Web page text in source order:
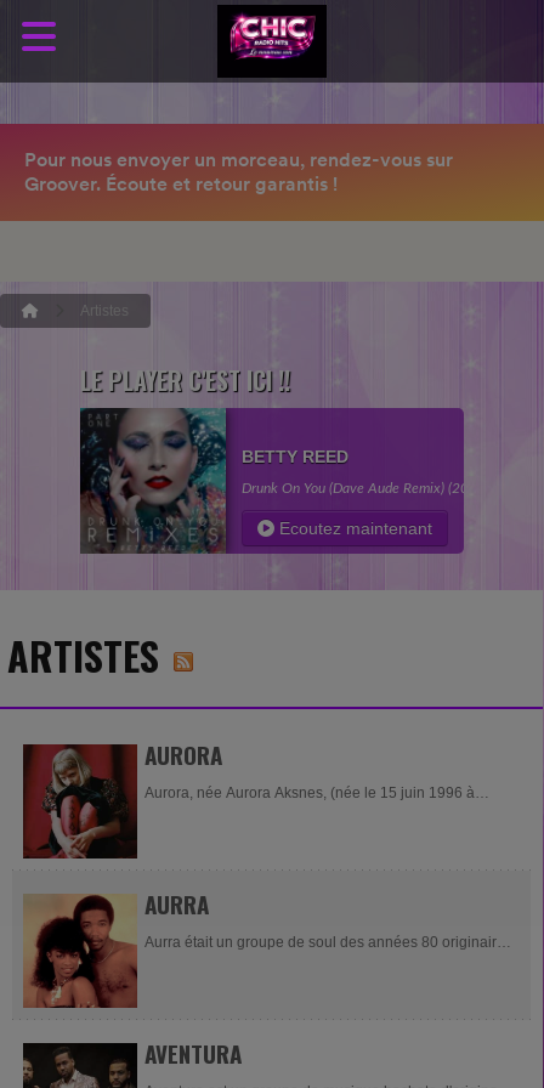
Artistes
LE PLAYER C'EST ICI !!
BETTY REED
Drunk On You (Dave Aude Remix) (2020)
Ecoutez maintenant
ARTISTES
AURORA
Aurora, née Aurora Aksnes, (née le 15 juin 1996 à
AURRA
Aurra était un groupe de soul des années 80 originaire
AVENTURA